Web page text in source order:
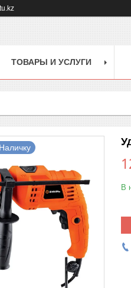
ТОВАРЫ И УСЛУГИ
В